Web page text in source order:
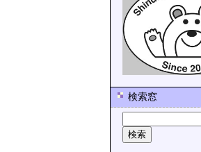
検索窓